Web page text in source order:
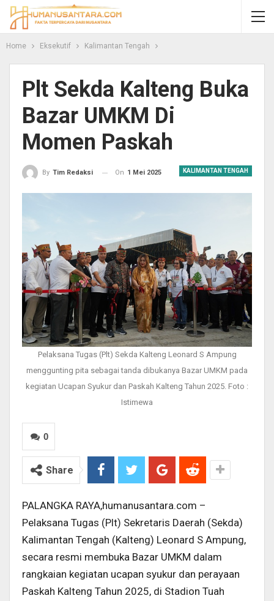
Home Eksekutif Kalimantan Tengah
Plt Sekda Kalteng Buka
Bazar UMKM Di
Momen Paskah
KALIMANTAN TENGAH
By Tim Redaksi On 1 Mei 2025
Pelaksana Tugas (Plt) Sekda Kalteng Leonard S Ampung
menggunting pita sebagai tanda dibukanya Bazar UMKM pada
kegiatan Ucapan Syukur dan Paskah Kalteng Tahun 2025. Foto :
Istimewa
0
Share
PALANGKA RAYA,humanusantara.com –
Pelaksana Tugas (Plt) Sekretaris Daerah (Sekda)
Kalimantan Tengah (Kalteng) Leonard S Ampung,
secara resmi membuka Bazar UMKM dalam
rangkaian kegiatan ucapan syukur dan perayaan
Paskah Kalteng Tahun 2025, di Stadion Tuah